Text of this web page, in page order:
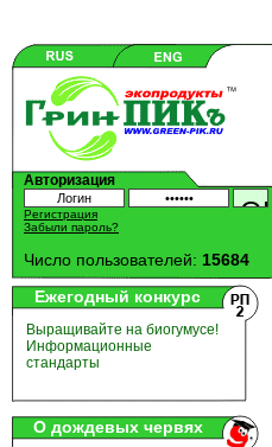
Авторизация
Регистрация
Забыли пароль?
Число пользователей: 15684
Ежегодный конкурс
Выращивайте на биогумусе!
Информационные
стандарты
О дождевых червях